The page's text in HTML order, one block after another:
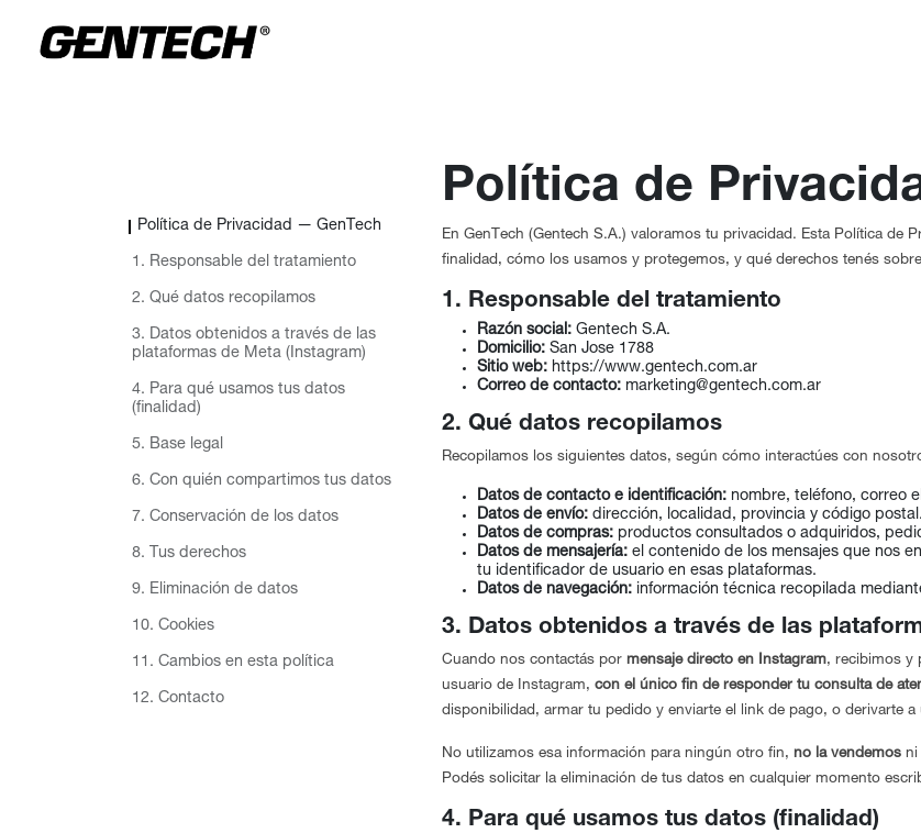
Política de Privacidad — GenTech
1. Responsable del tratamiento
2. Qué datos recopilamos
3. Datos obtenidos a través de las
plataformas de Meta (Instagram)
4. Para qué usamos tus datos
(finalidad)
5. Base legal
6. Con quién compartimos tus datos
7. Conservación de los datos
8. Tus derechos
9. Eliminación de datos
10. Cookies
11. Cambios en esta política
12. Contacto
Política de
En GenTech (Gentech S.A.) valoramos tu privacidad. Esta Política de
finalidad, cómo los usamos y protegemos, y qué derechos tenés
1. Responsable del tratamiento
Razón social: Gentech S.A.
Domicilio: San Jose 1788
Sitio web: https://www.gentech.com.ar
Correo de contacto: marketing@gentech.com.ar
2. Qué datos recopilamos
Recopilamos los siguientes datos, según cómo interactúes con
Datos de contacto e identificación: nombre, teléfono, correo
Datos de envío: dirección, localidad, provincia y código postal.
Datos de compras: productos consultados o adquiridos,
Datos de mensajería: el contenido de los mensajes que nos
tu identificador de usuario en esas plataformas.
Datos de navegación: información técnica recopilada
3. Datos obtenidos a través de las
Cuando nos contactás por mensaje directo en Instagram, recibimos y
usuario de Instagram, con el único fin de responder tu consulta de
disponibilidad, armar tu pedido y enviarte el link de pago, o derivarte
No utilizamos esa información para ningún otro fin, no la vendemos ni
Podés solicitar la eliminación de tus datos en cualquier momento
4. Para qué usamos tus datos (finalidad)